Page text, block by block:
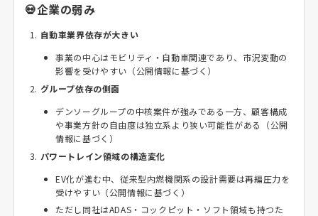
💀企業の弱み
自動車業界依存が大きい
事業の中心はモビリティ・自動車関連であり、市況変動の
影響を受けやすい（公開情報に基づく）
グループ依存の側面
デンソーグループの中核案件が強みである一方、顧客構成
や事業方針の自由度は独立系より狭い可能性がある（公開
情報に基づく）
パワートレイン領域の構造変化
EV化が進む中、従来型内燃機関系の設計需要は再編圧力を
受けやすい（公開情報に基づく）
ただし同社はADAS・コックピット・ソフト領域も持つた